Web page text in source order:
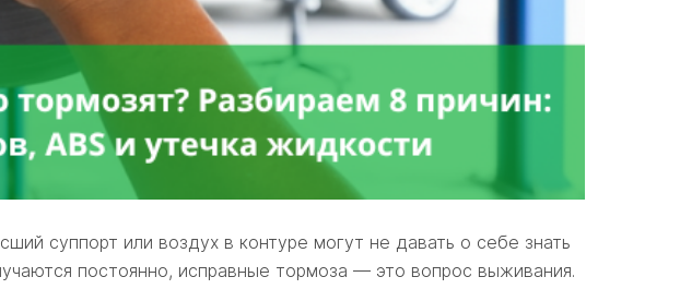
суппорт или воздух в контуре могут не давать о себе знать
постоянно, исправные тормоза — это вопрос выживания.